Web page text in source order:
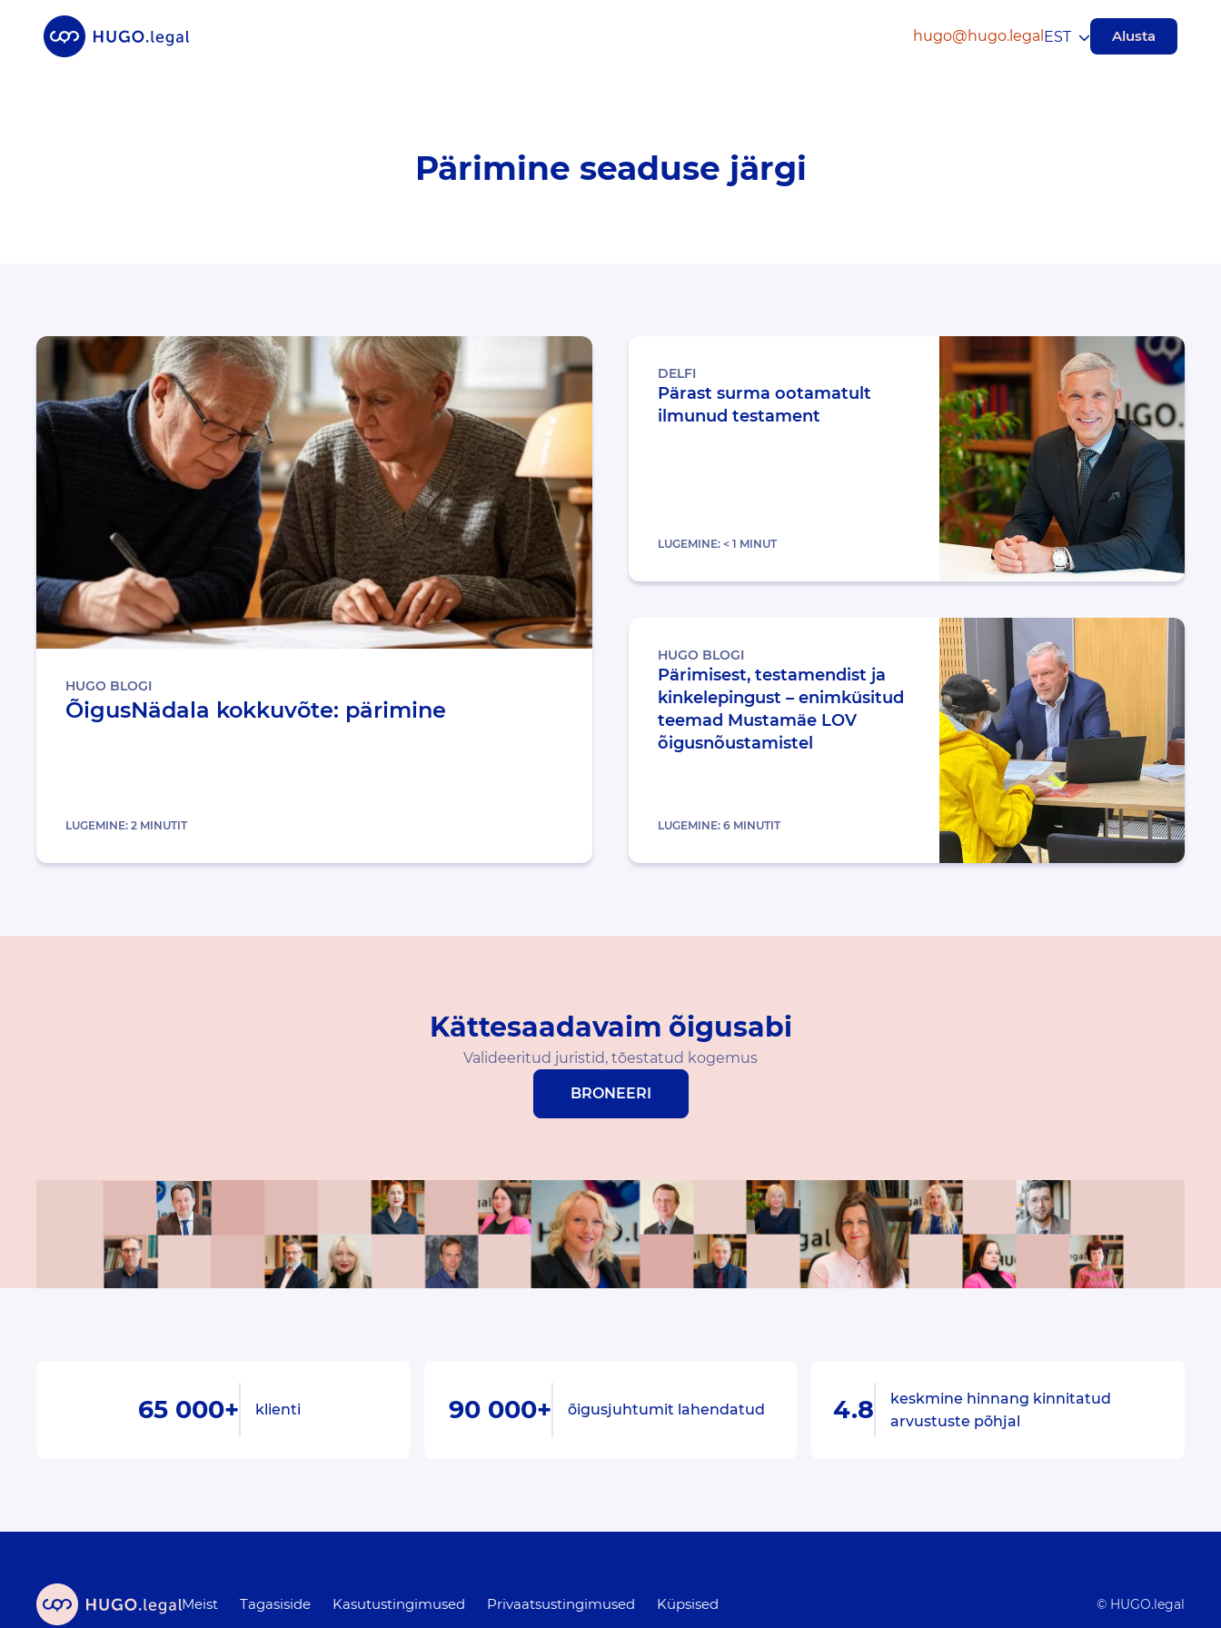
hugo@hugo.legal Alusta
EST
Pärimine seaduse järgi
HUGO BLOGI
ÕigusNädala kokkuvõte: pärimine
LUGEMINE: 2 MINUTIT
DELFI
Pärast surma ootamatult
ilmunud testament
LUGEMINE: < 1 MINUT
HUGO BLOGI
Pärimisest, testamendist ja
kinkelepingust – enimküsitud
teemad Mustamäe LOV
õigusnõustamistel
LUGEMINE: 6 MINUTIT
Kättesaadavaim õigusabi
Valideeritud juristid, tõestatud kogemus
BRONEERI
65 000+ klienti 90 000+ õigusjuhtumit lahendatud 4.8
keskmine hinnang kinnitatud
arvustuste põhjal
Meist Tagasiside Kasutustingimused Privaatsustingimused Küpsised © HUGO.legal